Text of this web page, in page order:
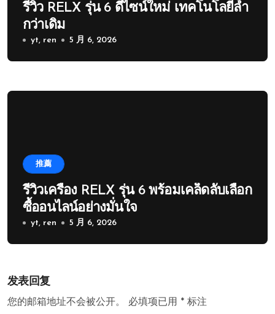
รีวิว RELX รุ่น 6 ดีไซน์ใหม่ เทคโนโลยีล้ำ
กว่าเดิม
yt, ren 5 月 6, 2026
推薦
รีวิวเครื่อง RELX รุ่น 6 พร้อมเคล็ดลับเลือก
ซื้ออนไลน์อย่างมั่นใจ
yt, ren 5 月 6, 2026
发表回复
您的邮箱地址不会被公开。 必填项已用 * 标注